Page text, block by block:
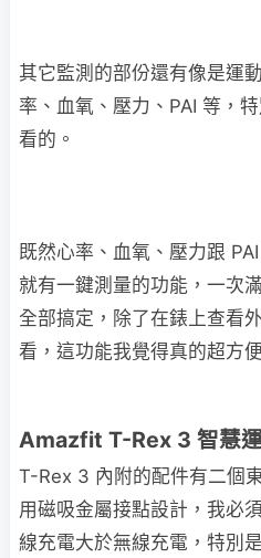
其它監測的部份還有像是運
率、血氧、壓力、PAI 等，
看的。
既然心率、血氧、壓力跟
就有一鍵測量的功能，一次
全部搞定，除了在錶上查看
看，這功能我覺得真的超方便
Amazfit T-Rex 3 智慧
T-Rex 3 內附的配件有二個
用磁吸金屬接點設計，我必
線充電大於無線充電，特別